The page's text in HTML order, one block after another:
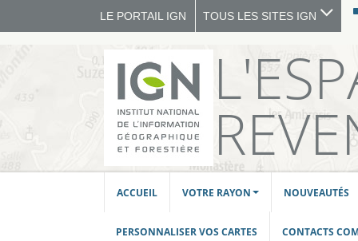
LE PORTAIL IGN TOUS LES SITES IGN
ACCUEIL VOTRE RAYON NOUVEAUTÉS
PERSONNALISER VOS CARTES CONTACTS